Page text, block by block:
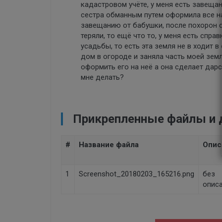
кадастровом учёте, у меня есть
сестра обманным путем оформила все
завещанию от бабушки, после
теряли, то ещё что то, у меня есть
усадьбы, то есть эта земля не в ходит
дом в огороде и заняла часть моей
оформить его на неё а она сделает
мне делать?
Прикрепленные файлы и
# Название файла
1 Screenshot_20180203_165216.png
без